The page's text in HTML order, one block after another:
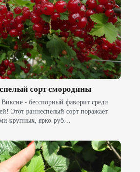
сорт смородины
- бесспорный фаворит среди
Этот раннеспелый сорт поражает
крупных, ярко-руб…